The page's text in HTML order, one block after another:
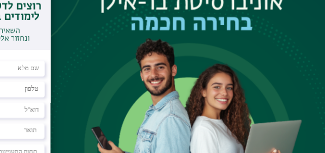
אתר אישי
https://arnold.filtser.com/
https://scholar.google.com/citations?user=ugWBYxsAAAAJ
https://dblp.org/pid/135/4993.html
Research
Publications